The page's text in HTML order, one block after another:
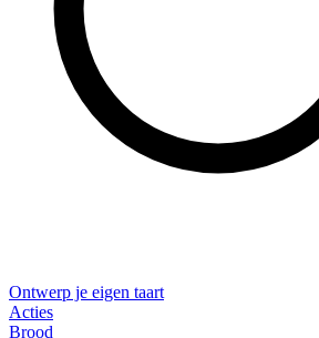
Ontwerp je eigen taart
Acties
Brood